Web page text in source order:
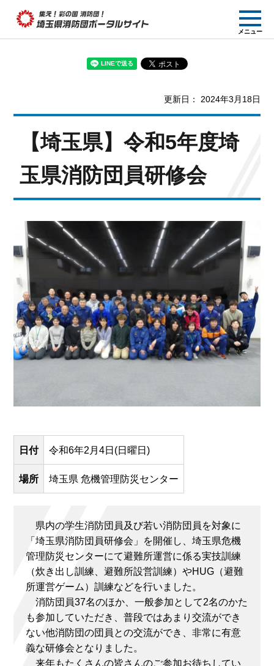
集え! 彩の国消防団!
埼玉県消防団ポー
タルサイト
メニュー
更新日： 2024年3月18日
【埼玉県】令和5年度埼
玉県消防団員研修会
日付 令和6年2月4日(日曜日)
場所 埼玉県 危機管理防災センター
県内の学生消防団員及び若い消防団員を対象に
「埼玉県消防団員研修会」を開催し、埼玉県危機
管理防災センターにて避難所運営に係る実技訓練
（炊き出し訓練、避難所設営訓練）やHUG（避難
所運営ゲーム）訓練などを行いました。
消防団員37名のほか、一般参加として2名のかた
も参加していただき、普段ではあまり交流ができ
ない他消防団の団員との交流ができ、非常に有意
義な研修会となりました。
来年もたくさんの皆さんのご参加お待ちしてい